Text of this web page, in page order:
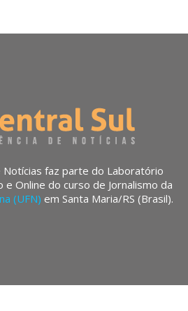
Notícias faz parte do Laboratório
e Online do curso de Jornalismo da
(UFN) em Santa Maria/RS (Brasil).